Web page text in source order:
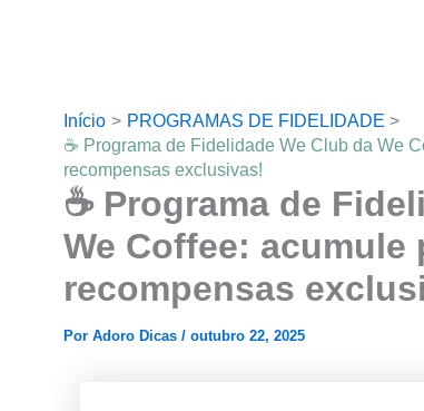
Início
PROGRAMAS DE FIDELIDADE
☕ Programa de Fidelidade We Club da We
recompensas exclusivas!
☕ Programa de
We Coffee: acumule
recompensas
Por Adoro Dicas / outubro 22, 2025